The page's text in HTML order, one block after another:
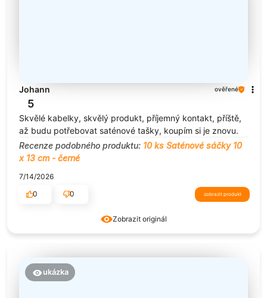
Zobrazit originál
Johann ověřené
5
Skvělé kabelky, skvělý produkt, příjemný kontakt, příště,
až budu potřebovat saténové tašky, koupím si je znovu.
Recenze podobného produktu: 10 ks Saténové sáčky 10
x 13 cm - černé
7/14/2026
0
0 zobrazit produkt
ukázka